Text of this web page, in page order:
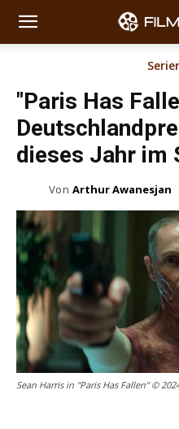
"Paris Has
dieses Jahr im
Von Arthur Awanesjan
Sean Harris in "Paris Has Fallen" ©